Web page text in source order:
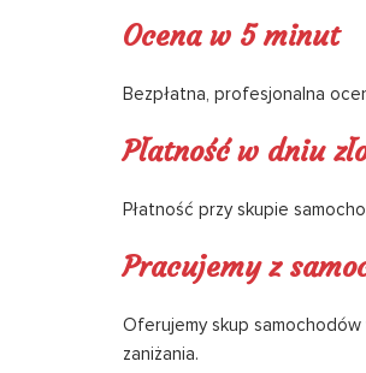
Ocena w 5 minut
Bezpłatna, profesjonalna
Płatność w dniu
Płatność przy skupie
Pracujemy z
Oferujemy skup
zaniżania.